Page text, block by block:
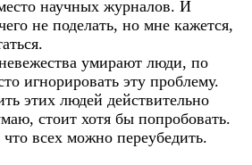
научных журналов. И
не поделать, но мне кажется,
умирают люди, по
игнорировать эту проблему.
этих людей действительно
стоит хотя бы попробовать.
всех можно переубедить.